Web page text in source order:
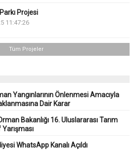
Projesi
11:47:26
Tüm Projeler
Yangınlarının Önlenmesi Amacıyla
Dair Karar
Bakanlığı 16. Uluslararası Tarım
WhatsApp Kanalı Açıldı